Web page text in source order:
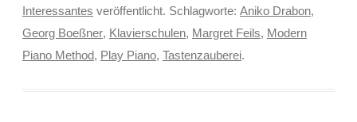
Interessantes veröffentlicht. Schlagworte: Aniko Drabon,
Georg Boeßner, Klavierschulen, Margret Feils, Modern
Piano Method, Play Piano, Tastenzauberei.